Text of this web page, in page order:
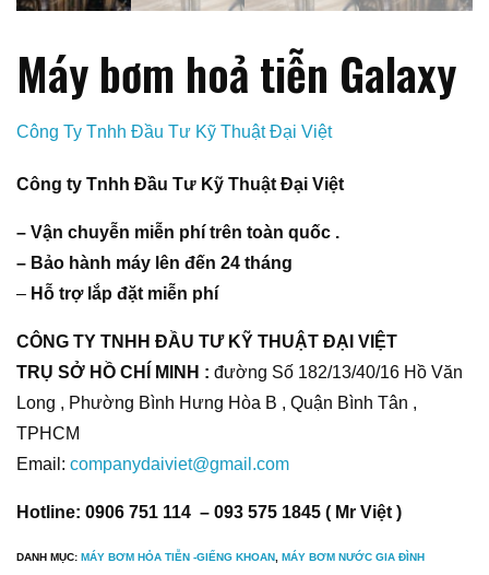
Máy bơm hoả tiễn Galaxy
Công Ty Tnhh Đầu Tư Kỹ Thuật Đại Việt
Công ty Tnhh Đầu Tư Kỹ Thuật Đại Việt
– Vận chuyễn miễn phí trên toàn quốc .
– Bảo hành máy lên đến 24 tháng
– Hỗ trợ lắp đặt miễn phí
CÔNG TY TNHH ĐẦU TƯ KỸ THUẬT ĐẠI VIỆT
TRỤ SỞ HỒ CHÍ MINH : đường Số 182/13/40/16 Hồ Văn
Long , Phường Bình Hưng Hòa B , Quận Bình Tân ,
TPHCM
Email: companydaiviet@gmail.com
Hotline: 0906 751 114 – 093 575 1845 ( Mr Việt )
DANH MỤC: MÁY BƠM HỎA TIỄN -GIẾNG KHOAN MÁY BƠM NƯỚC GIA ĐÌNH